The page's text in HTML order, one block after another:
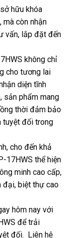
hữu khóa
mà còn nhận
vấn, lắp đặt đến
không chỉ
cho tương lai
diện tĩnh
sản phẩm mang
thời đảm bảo
tuyệt đối trong
cho đến khả
17HWS thể hiện
minh cao cấp,
đại, biệt thự cao
hôm nay với
để trải
đối. Liên hệ